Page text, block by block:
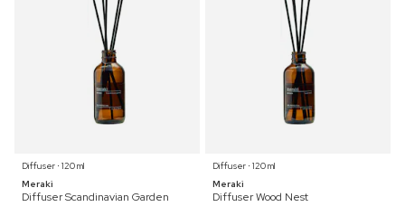
Diffuser ⋅ 120 ml
Meraki
Diffuser Scandinavian Garden
Diffuser ⋅ 120 ml
Meraki
Diffuser Wood Nest